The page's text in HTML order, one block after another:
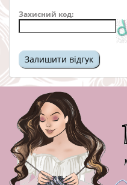
Захисний код: